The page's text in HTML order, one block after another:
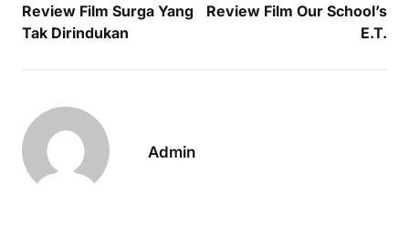
Review Film Surga Yang
Tak Dirindukan
Review Film Our School’s
E.T.
Admin